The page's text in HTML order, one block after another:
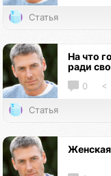
Статья
На что
ради
0 <
Статья